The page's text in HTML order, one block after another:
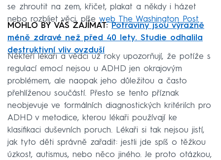
se zhroutit na zem, křičet, plakat a někdy i házet
nebo rozbíjet věci, píše web The Washington Post.
MOHLO BY VÁS ZAJÍMAT: Potraviny jsou výrazně
méně zdravé než před 40 lety. Studie odhalila
destruktivní vliv ovzduší
Někteří lékaři a vědci už roky upozorňují, že potíže s
regulací emocí nejsou u ADHD jen okrajovým
problémem, ale naopak jeho důležitou a často
přehlíženou součástí. Přesto se tento příznak
neobjevuje ve formálních diagnostických kritériích pro
ADHD v metodice, kterou lékaři používají ke
klasifikaci duševních poruch. Lékaři si tak nejsou jistí,
jak tyto děti správně zařadit: jestli jde spíš o těžkou
úzkost, autismus, nebo něco jiného. Je proto otázkou,